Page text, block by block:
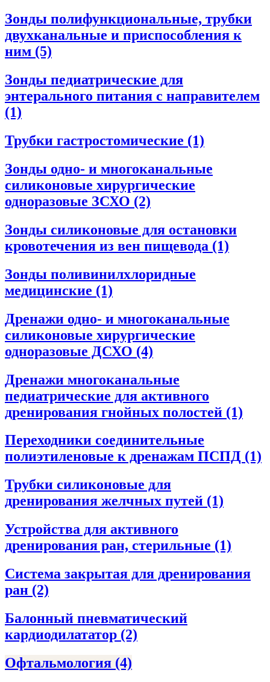
Зонды полифункциональные, трубки
двухканальные и приспособления к
ним (5)
Зонды педиатрические для
энтерального питания с направителем
(1)
Трубки гастростомические (1)
Зонды одно- и многоканальные
силиконовые хирургические
одноразовые ЗСХО (2)
Зонды силиконовые для остановки
кровотечения из вен пищевода (1)
Зонды поливинилхлоридные
медицинские (1)
Дренажи одно- и многоканальные
силиконовые хирургические
одноразовые ДСХО (4)
Дренажи многоканальные
педиатрические для активного
дренирования гнойных полостей (1)
Переходники соединительные
полиэтиленовые к дренажам ПСПД (1)
Трубки силиконовые для
дренирования желчных путей (1)
Устройства для активного
дренирования ран, стерильные (1)
Система закрытая для дренирования
ран (2)
Балонный пневматический
кардиодилататор (2)
Офтальмология (4)